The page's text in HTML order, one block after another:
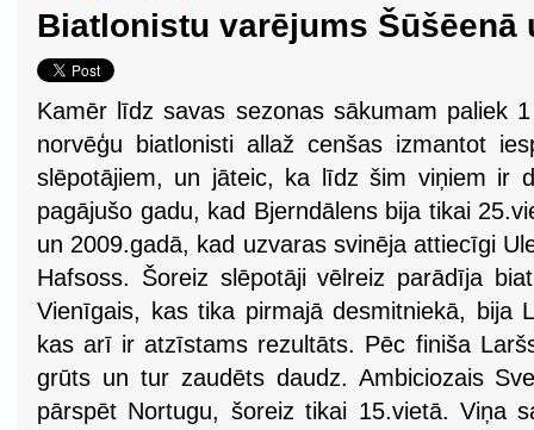
Biatlonistu varējums Šūšēenā
Kamēr līdz savas sezonas sākumam paliek
norvēģu biatlonisti allaž cenšas izmantot
slēpotājiem, un jāteic, ka līdz šim viņiem ir
pagājušo gadu, kad Bjerndālens bija tikai
un 2009.gadā, kad uzvaras svinēja attiecīgi
Hafsoss. Šoreiz slēpotāji vēlreiz parādīja
Vienīgais, kas tika pirmajā desmitniekā, bija
kas arī ir atzīstams rezultāts. Pēc finiša
grūts un tur zaudēts daudz. Ambiciozais
pārspēt Nortugu, šoreiz tikai 15.vietā. Viņa